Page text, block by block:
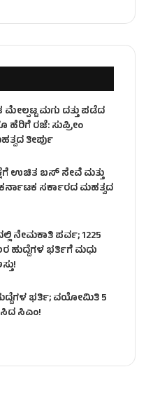
ಮೇಲ್ಪಟ್ಟ ಮಗು ದತ್ತು ಪಡೆದ
ಹೆರಿಗೆ ರಜೆ: ಸುಪ್ರೀಂ
ತೀರ್ಪು
ಉಚಿತ ಬಸ್ ಸೇವೆ ಮತ್ತು
ಸರ್ಕಾರದ ಮಹತ್ವದ
ನೇಮಕಾತಿ ಪರ್ವ; 1225
ಹುದ್ದೆಗಳ ಭರ್ತಿಗೆ ಮಧು
ಭರ್ತಿ; ವಯೋಮಿತಿ 5
ಸಿಎಂ!